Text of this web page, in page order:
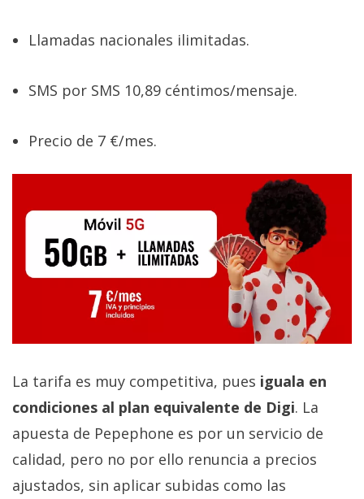
Llamadas nacionales ilimitadas.
SMS por SMS 10,89 céntimos/mensaje.
Precio de 7 €/mes.
La tarifa es muy competitiva, pues iguala en
condiciones al plan equivalente de Digi. La
apuesta de Pepephone es por un servicio de
calidad, pero no por ello renuncia a precios
ajustados, sin aplicar subidas como las